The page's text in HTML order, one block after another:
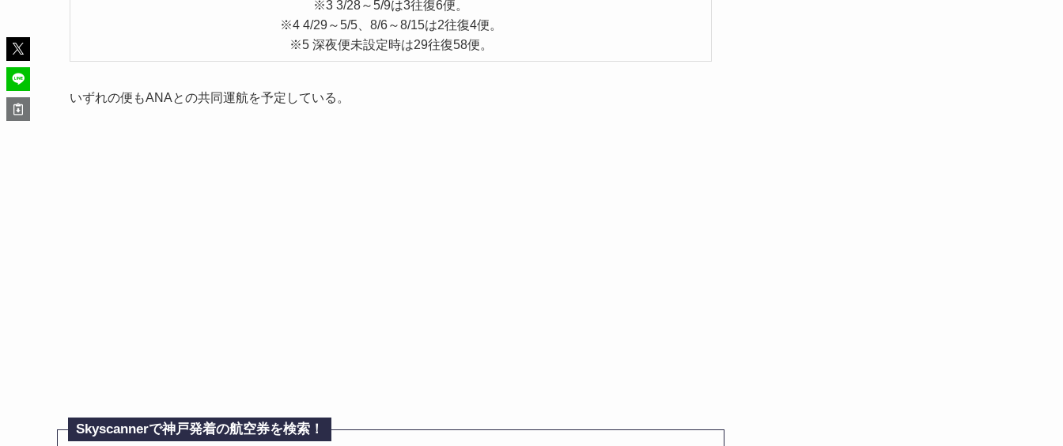
※3 3/28～5/9は3往復6便。
※4 4/29～5/5、8/6～8/15は2往復4便。
※5 深夜便未設定時は29往復58便。
いずれの便もANAとの共同運航を予定している。
Skyscannerで神戸発着の航空券を検索！